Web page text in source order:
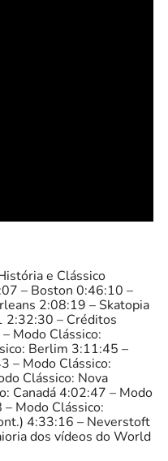
e Clássico
– Boston 0:46:10 –
2:08:19 – Skatopia
2:32:30 – Créditos
Modo Clássico:
Berlim 3:11:45 –
– Modo Clássico:
Clássico: Nova
Canadá 4:02:47 – Modo
Modo Clássico:
4:33:16 – Neverstoft
dos vídeos do World